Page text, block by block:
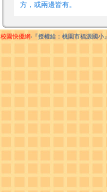
方，或兩邊皆有。
校園快優網‧『授權給：桃園市福源國小』